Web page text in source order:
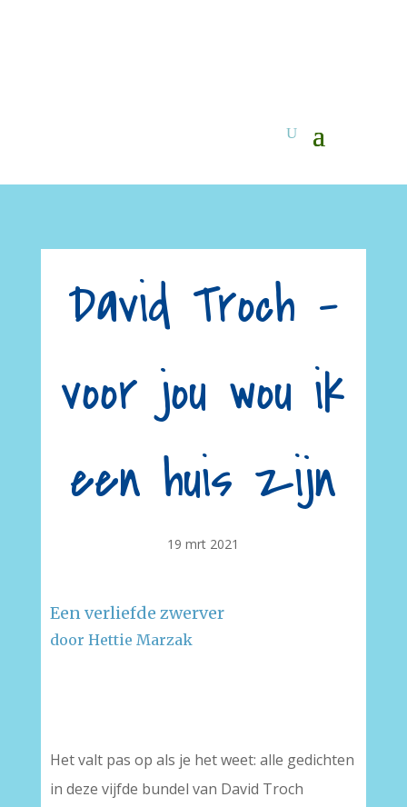
David Troch –
voor jou wou ik
een huis zijn
19 mrt 2021
Een verliefde zwerver
door Hettie Marzak
Het valt pas op als je het weet: alle gedichten
in deze vijfde bundel van David Troch